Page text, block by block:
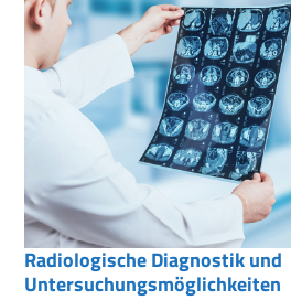
Radiologische Diagnostik und
Untersuchungsmöglichkeiten